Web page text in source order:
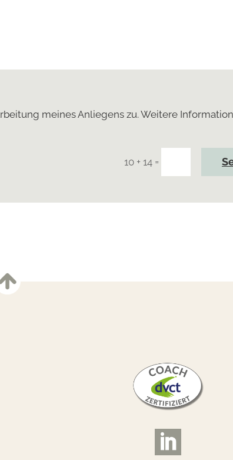
meines Anliegens zu. Weitere
10 + 14 =